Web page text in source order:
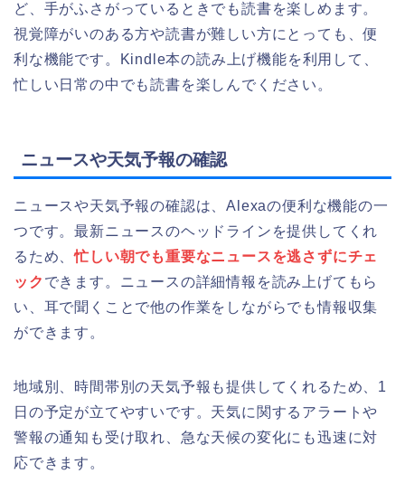
ど、手がふさがっているときでも読書を楽しめます。
視覚障がいのある方や読書が難しい方にとっても、便
利な機能です。Kindle本の読み上げ機能を利用して、
忙しい日常の中でも読書を楽しんでください。
ニュースや天気予報の確認
ニュースや天気予報の確認は、Alexaの便利な機能の一
つです。最新ニュースのヘッドラインを提供してくれ
るため、忙しい朝でも重要なニュースを逃さずにチェ
ック できます。ニュースの詳細情報を読み上げてもら
い、耳で聞くことで他の作業をしながらでも情報収集
ができます。
地域別、時間帯別の天気予報も提供してくれるため、1
日の予定が立てやすいです。天気に関するアラートや
警報の通知も受け取れ、急な天候の変化にも迅速に対
応できます。